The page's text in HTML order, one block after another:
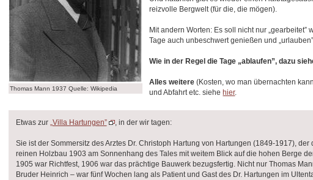
Thomas Mann 1937 Quelle: Wikipedia
reizvolle Bergwelt (für die, die mögen).
Mit andern Worten: Es soll nicht nur
Tage auch unbeschwert genießen und
Wie in der Regel die Tage „ablaufen”, dazu
Alles weitere (Kosten, wo man übernachten
und Abfahrt etc. siehe hier.
Etwas zur „Villa Hartungen” , in der wir tagen:
Sie ist der Sommersitz des Arztes Dr. Christoph Hartung von Hartungen (1849-1917),
reinen Holzbau 1903 am Sonnenhang des Tales mit weitem Blick auf die hohen Berge
1905 war Richtfest, 1906 war das prächtige Bauwerk bezugsfertig. Nicht nur Thomas
Bruder Heinrich – war fünf Wochen lang als Patient und Gast des Dr. Hartungen im